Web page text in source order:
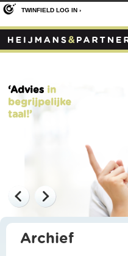
‘Advies in
begrijpelijke
taal!’
TWINFIELD LOG IN ›
Archief